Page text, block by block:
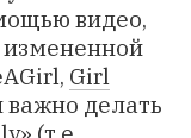
видео,
, Girl
важно делать